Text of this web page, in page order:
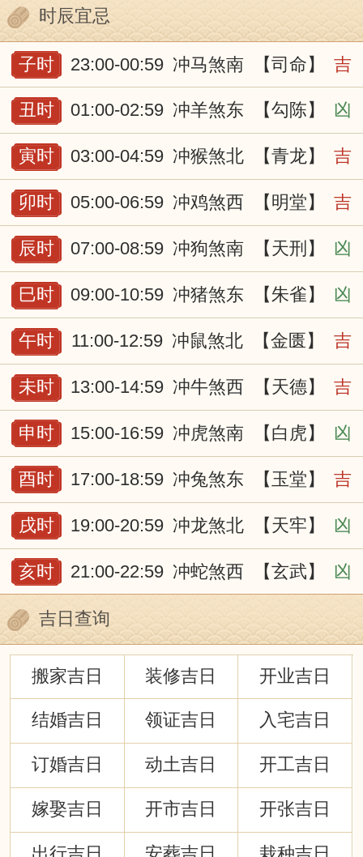
时辰宜忌
子时 23:00-00:59 冲马煞南 【司命】 吉
丑时 01:00-02:59 冲羊煞东 【勾陈】 凶
寅时 03:00-04:59 冲猴煞北 【青龙】 吉
卯时 05:00-06:59 冲鸡煞西 【明堂】 吉
辰时 07:00-08:59 冲狗煞南 【天刑】 凶
巳时 09:00-10:59 冲猪煞东 【朱雀】 凶
午时 11:00-12:59 冲鼠煞北 【金匮】 吉
未时 13:00-14:59 冲牛煞西 【天德】 吉
申时 15:00-16:59 冲虎煞南 【白虎】 凶
酉时 17:00-18:59 冲兔煞东 【玉堂】 吉
戌时 19:00-20:59 冲龙煞北 【天牢】 凶
亥时 21:00-22:59 冲蛇煞西 【玄武】 凶
吉日查询
搬家吉日 装修吉日 开业吉日
结婚吉日 领证吉日 入宅吉日
订婚吉日 动土吉日 开工吉日
嫁娶吉日 开市吉日 开张吉日